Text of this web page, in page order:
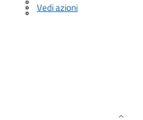
Vedi azioni